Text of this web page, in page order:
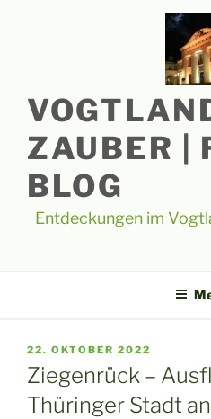
ZAUBER |
BLOG
Entdeckungen im
VERÖFFENTLICHT
AM
22. OKTOBER 2022
Ziegenrück –
Thüringer Stadt